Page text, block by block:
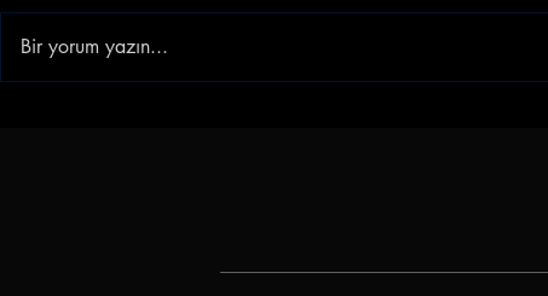
Bir yorum yazın...